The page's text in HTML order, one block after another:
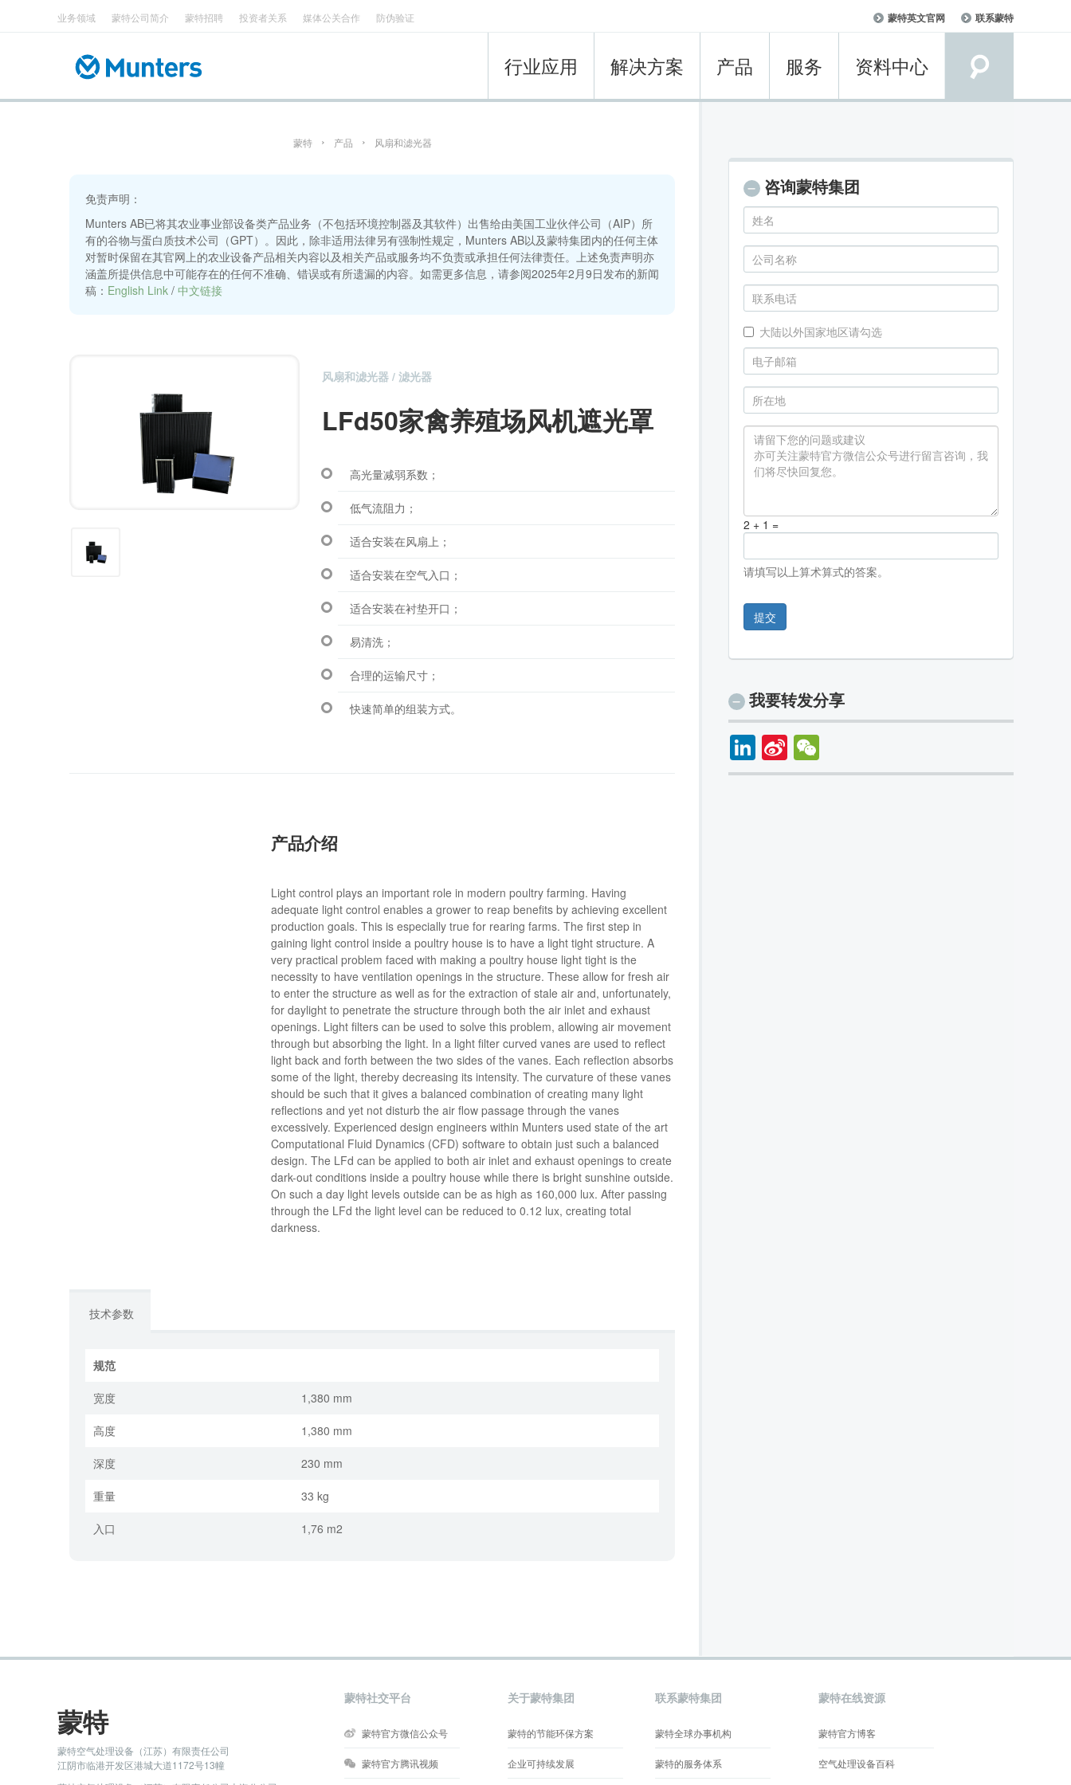
要
navigation 行业应用 解决方案 产品 服务 资料中心
业务领域 蒙特公司简介 蒙特招聘 投资者关系 媒体公关合作 防伪验证 User
menu
蒙特英文官网 联系蒙特
蒙特 产品 风扇和滤光器
免责声明：
Munters AB已将其农业事业部设备类产品业务（不包括环境控制器及其软件）出售给由美国工业伙伴公司（AIP）所
有的谷物与蛋白质技术公司（GPT）。因此，除非适用法律另有强制性规定，Munters AB以及蒙特集团内的任何主体
对暂时保留在其官网上的农业设备产品相关内容以及相关产品或服务均不负责或承担任何法律责任。上述免责声明亦
涵盖所提供信息中可能存在的任何不准确、错误或有所遗漏的内容。如需更多信息，请参阅2025年2月9日发布的新闻
稿： English Link / 中文链接
风扇和滤光器 / 滤光器
LFd50家禽养殖场风机遮光罩
高光量减弱系数；
低气流阻力；
适合安装在风扇上；
适合安装在空气入口；
适合安装在衬垫开口；
易清洗；
合理的运输尺寸；
快速简单的组装方式。
产品介绍
Light control plays an important role in modern poultry farming. Having
adequate light control enables a grower to reap benefits by achieving excellent
production goals. This is especially true for rearing farms. The first step in
gaining light control inside a poultry house is to have a light tight structure. A
very practical problem faced with making a poultry house light tight is the
necessity to have ventilation openings in the structure. These allow for fresh air
to enter the structure as well as for the extraction of stale air and, unfortunately,
for daylight to penetrate the structure through both the air inlet and exhaust
openings. Light filters can be used to solve this problem, allowing air movement
through but absorbing the light. In a light filter curved vanes are used to reflect
light back and forth between the two sides of the vanes. Each reflection absorbs
some of the light, thereby decreasing its intensity. The curvature of these vanes
should be such that it gives a balanced combination of creating many light
reflections and yet not disturb the air flow passage through the vanes
excessively. Experienced design engineers within Munters used state of the art
Computational Fluid Dynamics (CFD) software to obtain just such a balanced
design. The LFd can be applied to both air inlet and exhaust openings to create
dark-out conditions inside a poultry house while there is bright sunshine outside.
On such a day light levels outside can be as high as 160,000 lux. After passing
through the LFd the light level can be reduced to 0.12 lux, creating total
darkness.
技术参数
规范
宽度 1,380 mm
高度 1,380 mm
深度 230 mm
重量 33 kg
入口 1,76 m2
咨询蒙特集团
大陆以外国家地区请勾选
2 + 1 =
请填写以上算术算式的答案。
提交
我要转发分享
蒙特
蒙特空气处理设备（江苏）有限责任公司
江阴市临港开发区港城大道1172号13幢
蒙特社交平台
蒙特官方微信公众号
蒙特官方腾讯视频
关于蒙特集团
蒙特的节能环保方案
企业可持续发展
联系蒙特集团
蒙特全球办事机构
蒙特的服务体系
蒙特在线资源
蒙特官方博客
空气处理设备百科